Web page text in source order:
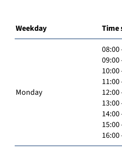
Weekday Time
Monday
08:00
09:00
10:00
11:00
12:00
13:00
14:00
15:00
16:00